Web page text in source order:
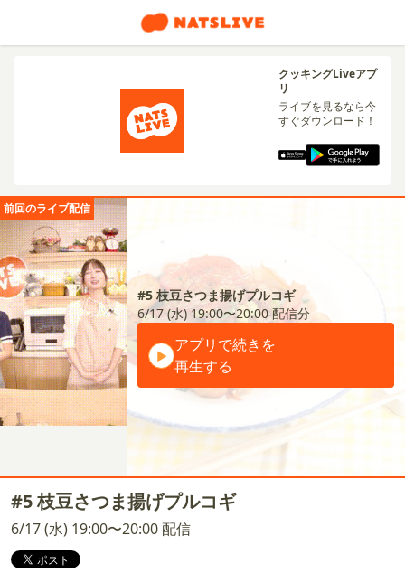
クッキングLiveアプ
リ
ライブを見るなら今
すぐダウンロード！
前回のライブ配信
#5 枝豆さつま揚げプルコギ
6/17 (水) 19:00〜20:00配信分
アプリで続きを
再生する
#5 枝豆さつま揚げプルコギ
6/17 (水) 19:00〜20:00 配信